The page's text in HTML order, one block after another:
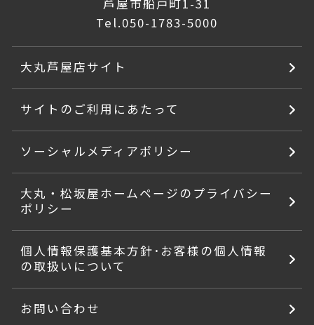
芦屋市船戸町1-31
Tel.050-1783-5000
大丸芦屋店サイト
サイトのご利用にあたって
ソーシャルメディアポリシー
大丸・松坂屋ホームページのプライバシー
ポリシー
個人情報保護基本方針･お客様の個人情報
の取扱いについて
お問い合わせ